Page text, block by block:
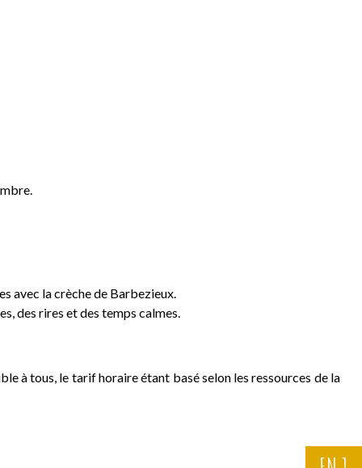
avec la crèche de Barbezieux.
des rires et des temps calmes.
à tous, le tarif horaire étant basé selon les ressources de la